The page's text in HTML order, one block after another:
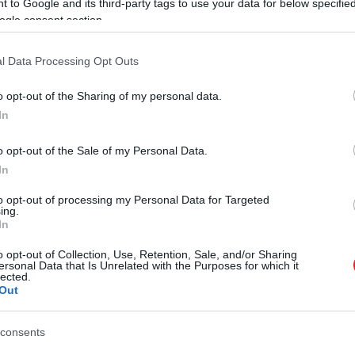
to Google and its third-party tags to use your data for below
consent section.
Data Processing Opt Outs
opt-out of the Sharing of my personal data.
opt-out of the Sale of my Personal Data.
opt-out of processing my Personal Data for Targeted
opt-out of Collection, Use, Retention, Sale, and/or Sharing
Data that Is Unrelated with the Purposes for which it
korábban a szabadság szimbóluma
Bár a városi tanács számos
érzékelhetők, ezért most a
2025. SZEPTEMBER 29. ● HAMU ÉS GYÉMÁNT
helyiek, Amszterdamot
HAMU ÉS GYÉMÁNT